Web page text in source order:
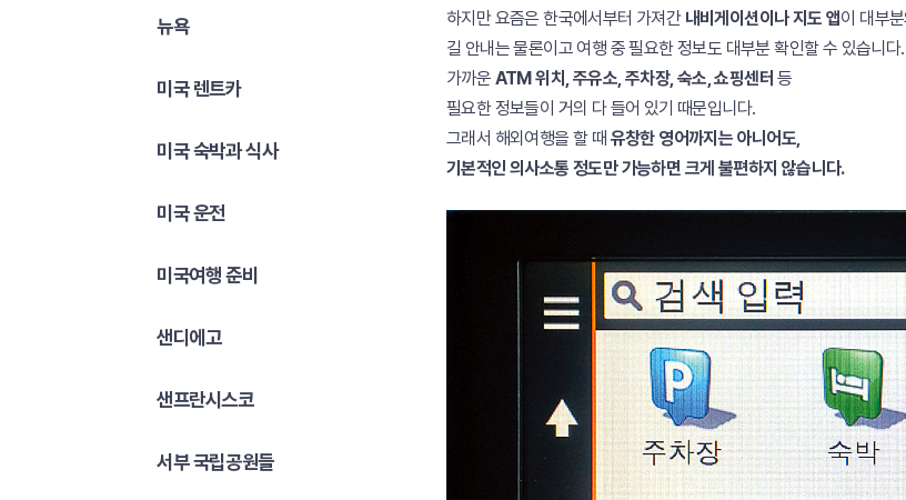
뉴욕
미국 렌트카
미국 숙박과 식사
미국 운전
미국여행 준비
샌디에고
샌프란시스코
서부 국립공원들
하지만 요즘은 한국에서부터 가져간 내비게이션이나 지도 앱이 대부
길 안내는 물론이고 여행 중 필요한 정보도 대부분 확인할 수 있습니다.
가까운 ATM 위치, 주유소, 주차장, 숙소, 쇼핑센터 등
필요한 정보들이 거의 다 들어 있기 때문입니다.
그래서 해외여행을 할 때 유창한 영어까지는 아니어도,
기본적인 의사소통 정도만 가능하면 크게 불편하지 않습니다.